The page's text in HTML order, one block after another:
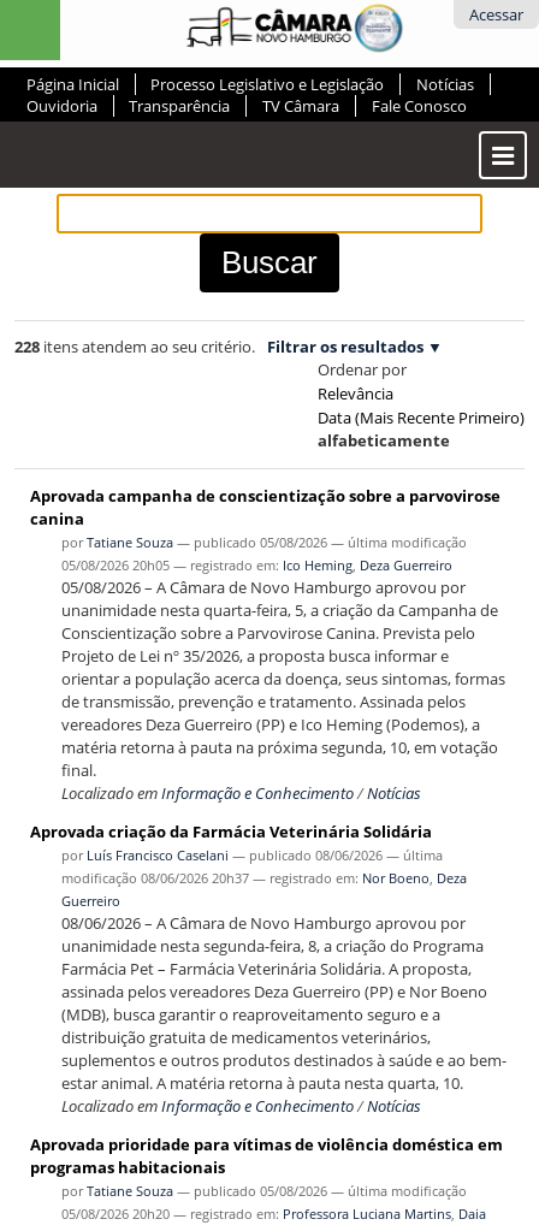
Acessar
Página Inicial Processo Legislativo e Legislação
Notícias
Ouvidoria
Transparência TV Câmara Fale Conosco
ou
228 itens atendem ao seu critério.
Filtrar os resultados
Ordenar por
Relevância
Data (mais Recente Primeiro)
alfabeticamente
Aprovada campanha de conscientização sobre a parvovirose
canina
porTatiane Souza — publicado 05/08/2026 — última modificação
05/08/2026 20h05 — registrado em: Ico Heming, Deza Guerreiro
05/08/2026 – A Câmara de Novo Hamburgo aprovou por
unanimidade nesta quarta-feira, 5, a criação da Campanha de
Conscientização sobre a Parvovirose Canina. Prevista pelo
Projeto de Lei nº 35/2026, a proposta busca informar e
orientar a população acerca da doença, seus sintomas, formas
de transmissão, prevenção e tratamento. Assinada pelos
vereadores Deza Guerreiro (PP) e Ico Heming (Podemos), a
matéria retorna à pauta na próxima segunda, 10, em votação
final.
Localizado emInformação e Conhecimento/Notícias
Aprovada criação da Farmácia Veterinária Solidária
por Luís Francisco Caselani — publicado 08/06/2026 — última
modificação 08/06/2026 20h37 — registrado em: Nor Boeno Deza
Guerreiro
08/06/2026 – A Câmara de Novo Hamburgo aprovou por
unanimidade nesta segunda-feira, 8, a criação do Programa
Farmácia Pet – Farmácia Veterinária Solidária. A proposta,
assinada pelos vereadores Deza Guerreiro (PP) e Nor Boeno
(MDB), busca garantir o reaproveitamento seguro e a
distribuição gratuita de medicamentos veterinários,
suplementos e outros produtos destinados à saúde e ao bem-
estar animal. A matéria retorna à pauta nesta quarta, 10.
Localizado emInformação e Conhecimento/Notícias
Aprovada prioridade para vítimas de violência doméstica em
programas habitacionais
porTatiane Souza — publicado 05/08/2026 — última modificação
05/08/2026 20h20 — registrado em: Professora Luciana Martins, Daia